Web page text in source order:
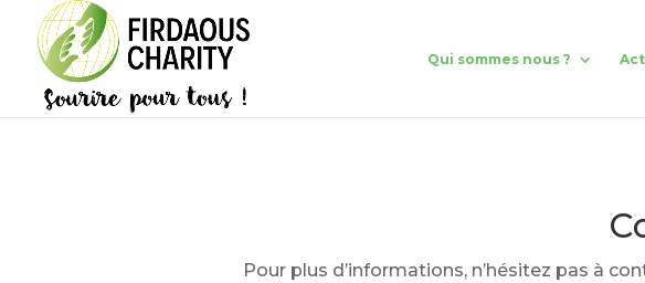
Qui sommes nous ?
Pour plus d’informations, n’hésitez pas à